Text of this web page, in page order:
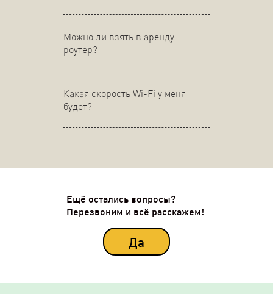
Можно ли взять в аренду
роутер?
Какая скорость Wi-Fi у меня
будет?
Ещё остались вопросы?
Перезвоним и всё расскажем!
Да